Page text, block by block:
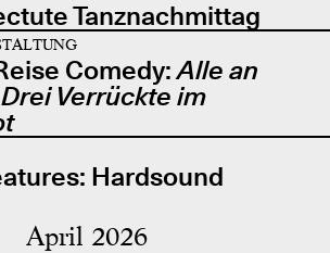
Tanznachmittag
Comedy:Alle an
Verrückte im
Hardsound
April 2026